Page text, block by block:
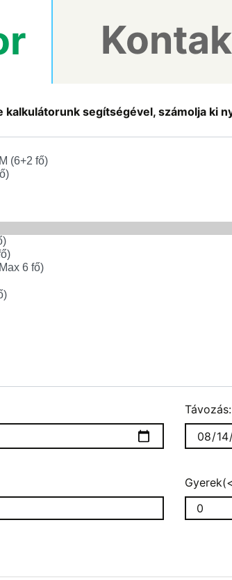
kalkulátorunk segítségével, számolja ki
Távozás: